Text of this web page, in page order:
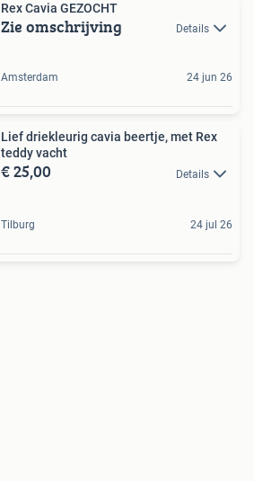
Rex Cavia GEZOCHT
Zie omschrijving Details
Amsterdam 24 jun 26
Lief driekleurig cavia beertje, met Rex
teddy vacht
€ 25,00 Details
Tilburg 24 jul 26